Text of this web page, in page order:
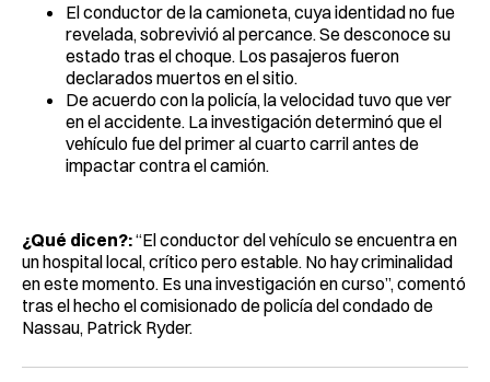
El conductor de la camioneta, cuya identidad no fue
revelada, sobrevivió al percance. Se desconoce su
estado tras el choque. Los pasajeros fueron
declarados muertos en el sitio.
De acuerdo con la policía, la velocidad tuvo que ver
en el accidente. La investigación determinó que el
vehículo fue del primer al cuarto carril antes de
impactar contra el camión.
¿Qué dicen?:“El conductor del vehículo se encuentra en
un hospital local, crítico pero estable. No hay criminalidad
en este momento. Es una investigación en curso”, comentó
tras el hecho el comisionado de policía del condado de
Nassau, Patrick Ryder.